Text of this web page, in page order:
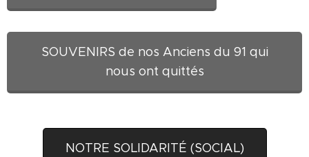
SOUVENIRS de nos Anciens du 91 qui
nous ont quittés
NOTRE SOLIDARITÉ (SOCIAL)